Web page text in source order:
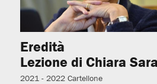
Eredità
Lezione di Chiara
2021 - 2022 Cartellone